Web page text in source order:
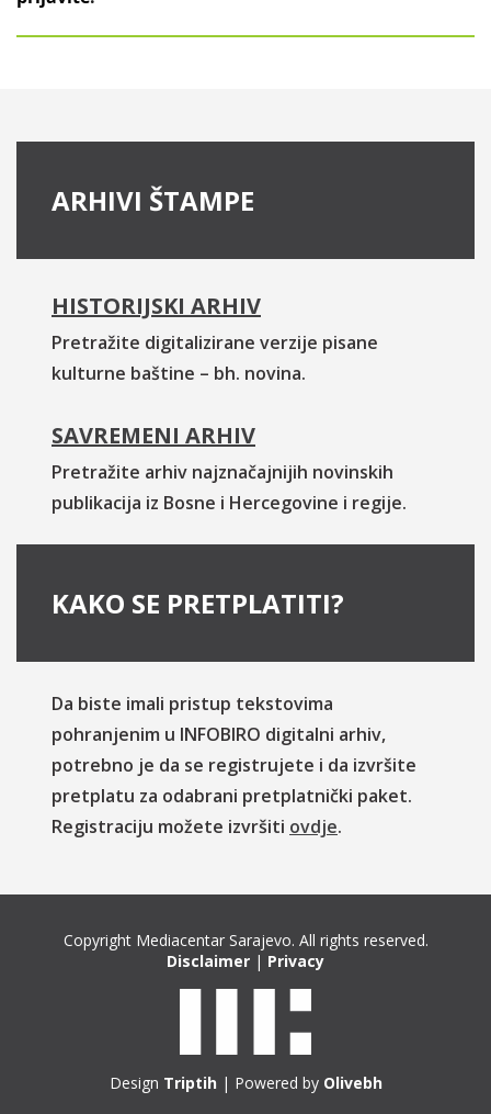
ARHIVI ŠTAMPE
HISTORIJSKI ARHIV
Pretražite digitalizirane verzije pisane
kulturne baštine – bh. novina.
SAVREMENI ARHIV
Pretražite arhiv najznačajnijih novinskih
publikacija iz Bosne i Hercegovine i regije.
KAKO SE PRETPLATITI?
Da biste imali pristup tekstovima
pohranjenim u INFOBIRO digitalni arhiv,
potrebno je da se registrujete i da izvršite
pretplatu za odabrani pretplatnički paket.
Registraciju možete izvršiti ovdje.
Copyright Mediacentar Sarajevo. All rights reserved.
Disclaimer | Privacy
Design Triptih| Powered by Olivebh